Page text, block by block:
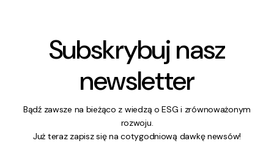
Subskrybuj nasz
newsletter
Bądź zawsze na bieżąco z wiedzą o ESG i zrównoważonym
rozwoju.
Już teraz zapisz się na cotygodniową dawkę newsów!